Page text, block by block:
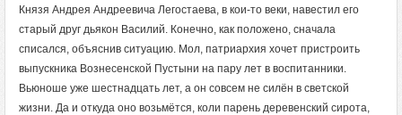
Князя Андрея Андреевича Легостаева, в кои-то веки, навестил его
старый друг дьякон Василий. Конечно, как положено, сначала
списался, объяснив ситуацию. Мол, патриархия хочет пристроить
выпускника Вознесенской Пустыни на пару лет в воспитанники.
Вьюноше уже шестнадцать лет, а он совсем не силён в светской
жизни. Да и откуда оно возьмётся, коли парень деревенский сирота,